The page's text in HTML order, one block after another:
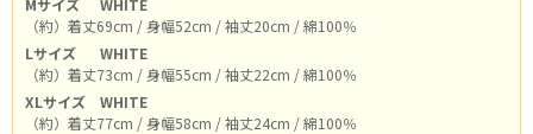
Mサイズ
WHITE
（約）着丈69cm / 身幅52cm / 袖丈20cm / 綿100％
Lサイズ
WHITE
（約）着丈73cm / 身幅55cm / 袖丈22cm / 綿100％
XLサイズ
WHITE
（約）着丈77cm / 身幅58cm / 袖丈24cm / 綿100％